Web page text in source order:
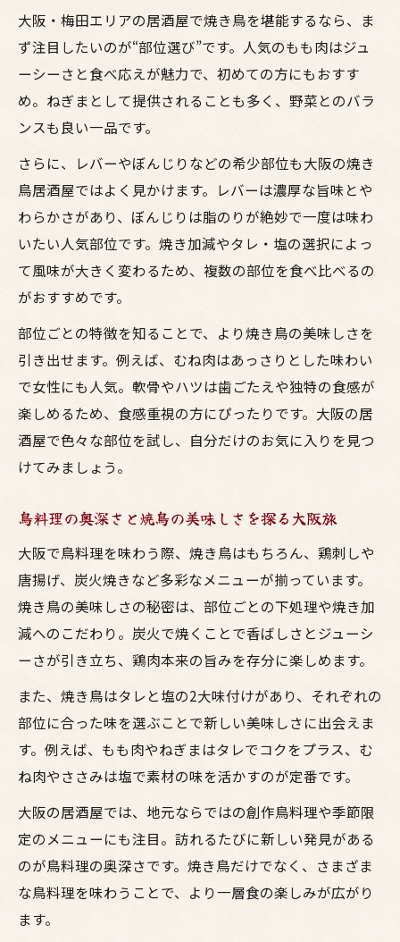
大阪・梅田エリアの居酒屋で焼き鳥を堪能するなら、ま
ず注目したいのが“部位選び”です。人気のもも肉はジュ
ーシーさと食べ応えが魅力で、初めての方にもおすす
め。ねぎまとして提供されることも多く、野菜とのバラ
ンスも良い一品です。
さらに、レバーやぼんじりなどの希少部位も大阪の焼き
鳥居酒屋ではよく見かけます。レバーは濃厚な旨味とや
わらかさがあり、ぼんじりは脂のりが絶妙で一度は味わ
いたい人気部位です。焼き加減やタレ・塩の選択によっ
て風味が大きく変わるため、複数の部位を食べ比べるの
がおすすめです。
部位ごとの特徴を知ることで、より焼き鳥の美味しさを
引き出せます。例えば、むね肉はあっさりとした味わい
で女性にも人気。軟骨やハツは歯ごたえや独特の食感が
楽しめるため、食感重視の方にぴったりです。大阪の居
酒屋で色々な部位を試し、自分だけのお気に入りを見つ
けてみましょう。
鳥料理の奥深さと焼鳥の美味しさを探る大阪旅
大阪で鳥料理を味わう際、焼き鳥はもちろん、鶏刺しや
唐揚げ、炭火焼きなど多彩なメニューが揃っています。
焼き鳥の美味しさの秘密は、部位ごとの下処理や焼き加
減へのこだわり。炭火で焼くことで香ばしさとジューシ
ーさが引き立ち、鶏肉本来の旨みを存分に楽しめます。
また、焼き鳥はタレと塩の2大味付けがあり、それぞれの
部位に合った味を選ぶことで新しい美味しさに出会えま
す。例えば、もも肉やねぎまはタレでコクをプラス、む
ね肉やささみは塩で素材の味を活かすのが定番です。
大阪の居酒屋では、地元ならではの創作鳥料理や季節限
定のメニューにも注目。訪れるたびに新しい発見がある
のが鳥料理の奥深さです。焼き鳥だけでなく、さまざま
な鳥料理を味わうことで、より一層食の楽しみが広がり
ます。